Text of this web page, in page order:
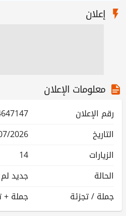
إعلان
معلومات الإعلان
رقم الإعلان
التاريخ
13:35:45
الزيارات
14
الحالة
جديد
جملة / تجزئة
جملة +